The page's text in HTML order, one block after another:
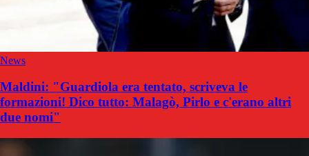
News
Maldini: "Guardiola era tentato, scriveva le
formazioni! Dico tutto: Malagò, Pirlo e c'erano altri
due nomi"